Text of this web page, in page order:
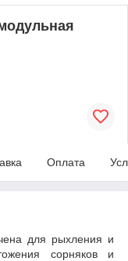
Оплата
для рыхления и
сорняков и